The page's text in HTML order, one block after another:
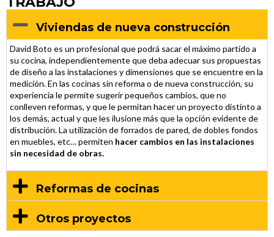
Viviendas de nueva construcción
David Boto es un profesional que podrá sacar el máximo partido a
su cocina, independientemente que deba adecuar sus propuestas
de diseño a las instalaciones y dimensiones que se encuentre en la
medición. En las cocinas sin reforma o de nueva construcción, su
experiencia le permite sugerir pequeños cambios, que no
conlleven reformas, y que le permitan hacer un proyecto distinto a
los demás, actual y que les ilusione más que la opción evidente de
distribución. La utilización de forrados de pared, de dobles fondos
en muebles, etc… permiten hacer cambios en las instalaciones
sin necesidad de obras.
Reformas de cocinas
Otros proyectos